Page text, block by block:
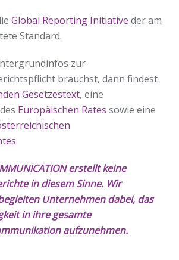
Global Reporting Initiative der am
Standard.
zur
brauchst, dann findest
Gesetzestext, eine
Europäischen Rates sowie eine
.
erstellt keine
in diesem Sinne. Wir
Unternehmen dabei, das
in ihre gesamte
aufzunehmen.